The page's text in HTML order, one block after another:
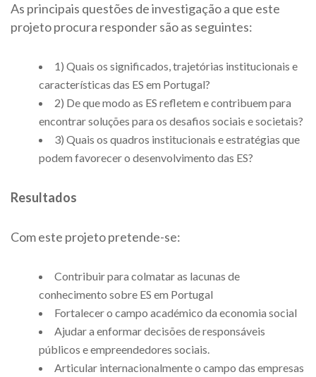
As principais questões de investigação a que este
projeto procura responder são as seguintes:
1) Quais os significados, trajetórias institucionais e
características das ES em Portugal?
2) De que modo as ES refletem e contribuem para
encontrar soluções para os desafios sociais e societais?
3) Quais os quadros institucionais e estratégias que
podem favorecer o desenvolvimento das ES?
Resultados
Com este projeto pretende-se:
Contribuir para colmatar as lacunas de
conhecimento sobre ES em Portugal
Fortalecer o campo académico da economia social
Ajudar a enformar decisões de responsáveis
públicos e empreendedores sociais.
Articular internacionalmente o campo das empresas